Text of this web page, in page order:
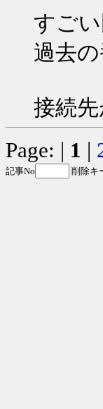
すごい
過去
接続
Page: | 1 |
記事No 削除キ